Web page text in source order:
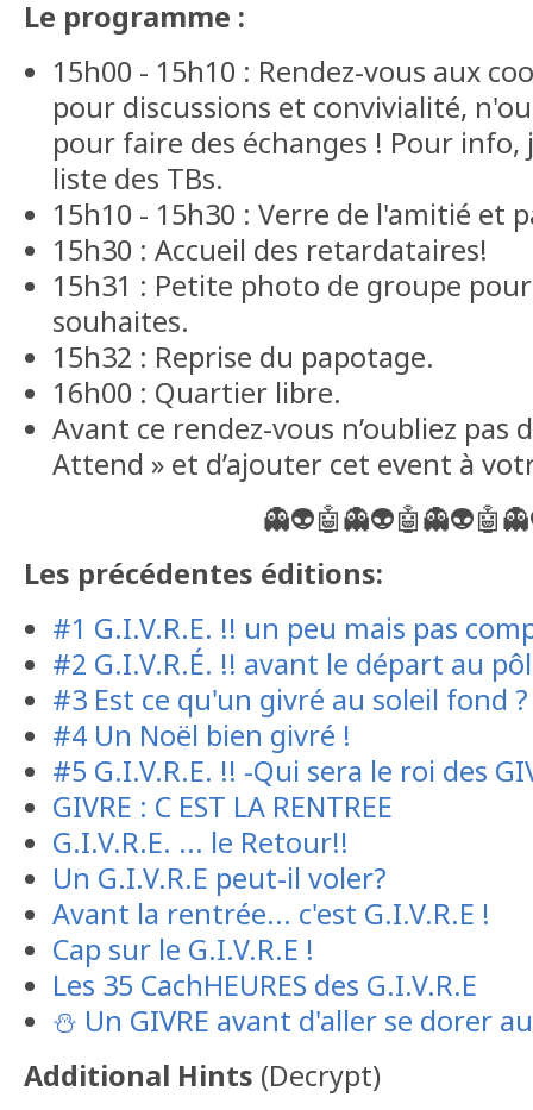
Le programme :
15h00 - 15h10 : Rendez-vous aux
pour discussions et convivialité,
pour faire des échanges ! Pour info,
liste des TBs.
15h10 - 15h30 : Verre de l'amitié et
15h30 : Accueil des retardataires!
15h31 : Petite photo de groupe
souhaites.
15h32 : Reprise du papotage.
16h00 : Quartier libre.
Avant ce rendez-vous n’oubliez pas
Attend » et d’ajouter cet event à
Les précédentes éditions:
#1 G.I.V.R.E. !! un peu mais pas
#2 G.I.V.R.É. !! avant le départ au
#3 Est ce qu'un givré au soleil fond ?
#4 Un Noël bien givré !
#5 G.I.V.R.E. !! -Qui sera le roi des
GIVRE : C EST LA RENTREE
G.I.V.R.E. ... le Retour!!
Un G.I.V.R.E peut-il voler?
Avant la rentrée... c'est G.I.V.R.E !
Cap sur le G.I.V.R.E !
Les 35 CachHEURES des G.I.V.R.E
⛄️ Un GIVRE avant d'aller se dorer
Additional Hints (Decrypt)